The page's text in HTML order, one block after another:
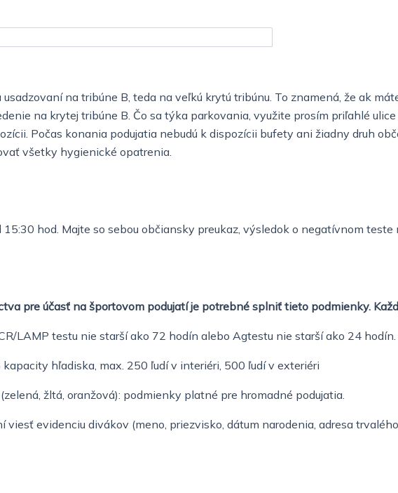
na tribúne B, teda na veľkú krytú tribúnu. To znamená, že ak
na krytej tribúne B. Čo sa týka parkovania, využite prosím priľahlé
Počas konania podujatia nebudú k dispozícii bufety ani žiadny druh
všetky hygienické opatrenia.
hod. Majte so sebou občiansky preukaz, výsledok o negatívnom
pre účasť na športovom podujatí je potrebné splniť tieto podmienky.
LAMP testu nie starší ako 72 hodín alebo Agtestu nie starší ako 24 hodín.
hľadiska, max. 250 ľudí v interiéri, 500 ľudí v exteriéri
žltá, oranžová): podmienky platné pre hromadné podujatia.
viesť evidenciu divákov (meno, priezvisko, dátum narodenia, adresa